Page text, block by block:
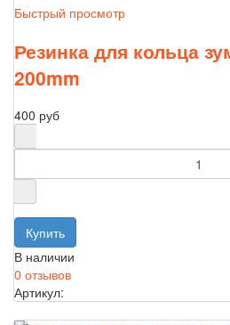
Быстрый просмотр
Резинка для кольца
200mm
400 руб
В наличии
0 отзывов
Артикул: